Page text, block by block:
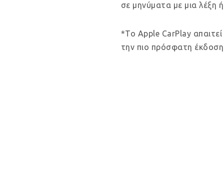
σε μηνύματα με μια λέξη
*Το Apple CarPlay
την πιο πρόσφατη